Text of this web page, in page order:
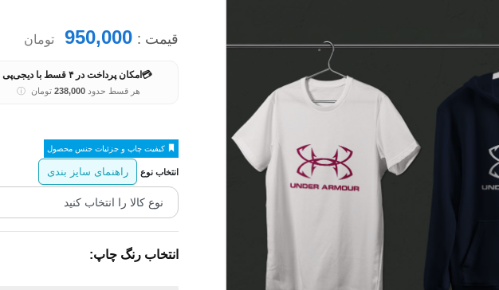
قیمت : 950,000 تومان
💳 امکان پرداخت در ۴ قسط با دیجی‌پی
هر قسط حدود 238,000 تومان ⓘ
کیفیت چاپ و جزئیات جنس محصول
انتخاب نوع راهنمای سایز بندی
انتخاب رنگ چاپ: